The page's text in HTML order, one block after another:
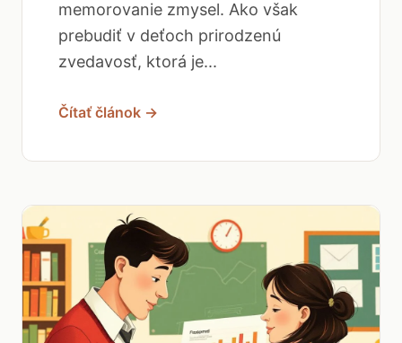
memorovanie zmysel. Ako však
prebudiť v deťoch prirodzenú
zvedavosť, ktorá je...
Čítať článok →